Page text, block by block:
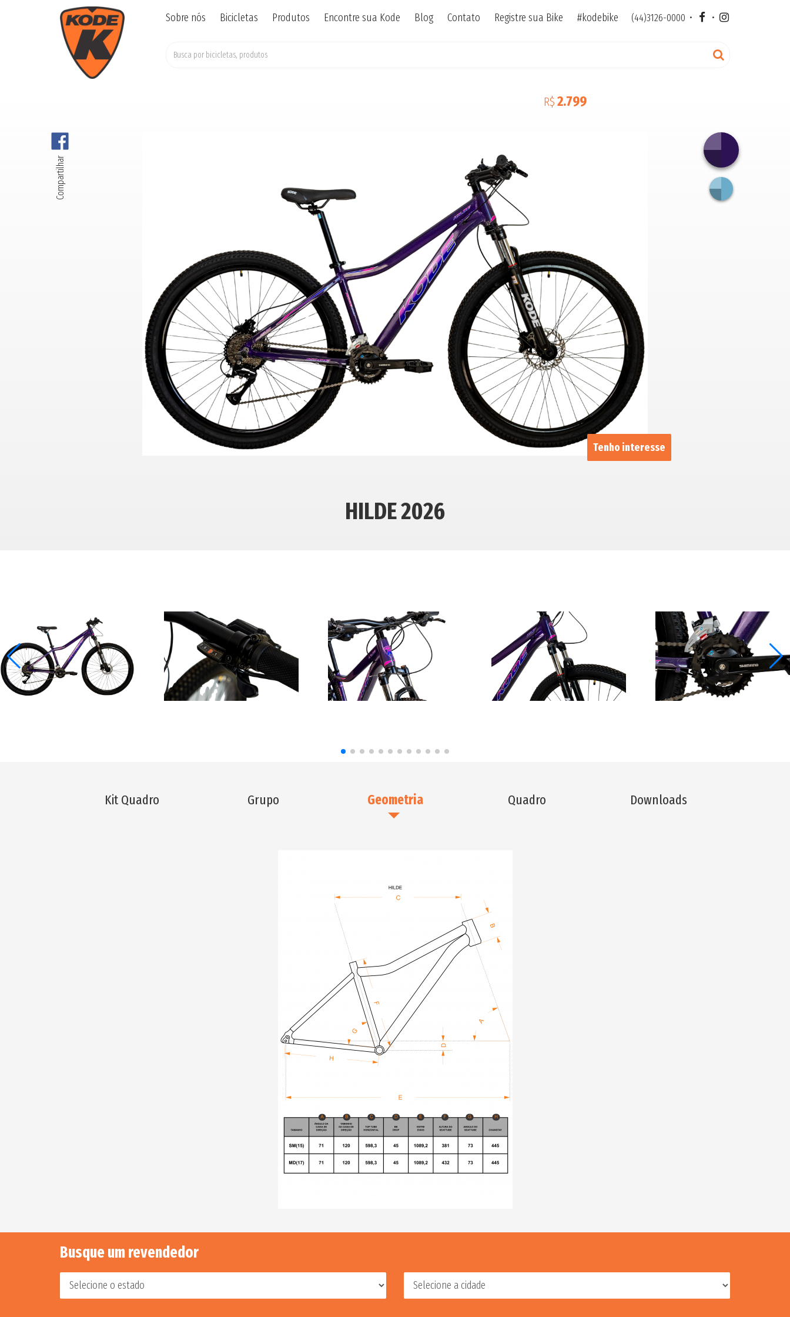
Sobre nós Bicicletas Produtos Encontre sua Kode Blog Contato Registre sua Bike #kodebike (44)3126-0000 • •
Compartilhar
Tenho interesse
R$ 2.799
HILDE 2026
Kit Quadro Grupo Geometria Quadro Downloads
Busque um revendedor